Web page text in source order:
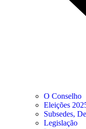
O Conselho
Eleições
Subsedes,
Legislação